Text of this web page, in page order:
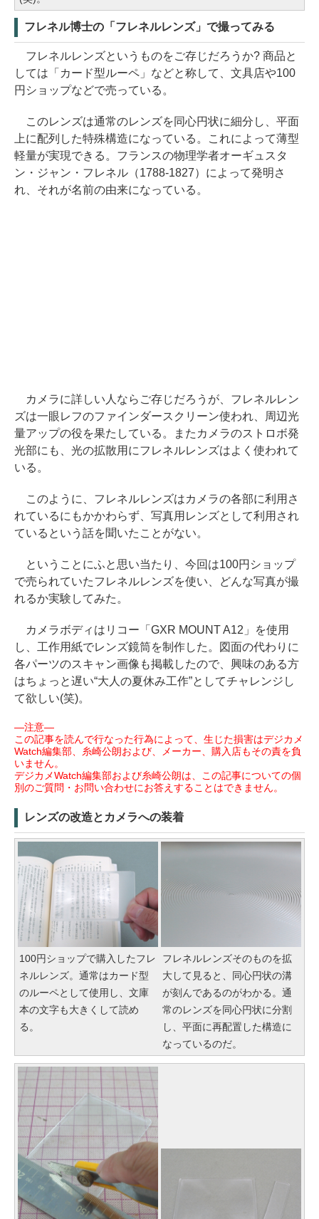
フレネル博士の「フレネルレンズ」で撮ってみる
フレネルレンズというものをご存じだろうか? 商品と
しては「カード型ルーペ」などと称して、文具店や100
円ショップなどで売っている。
このレンズは通常のレンズを同心円状に細分し、平面
上に配列した特殊構造になっている。これによって薄型
軽量が実現できる。フランスの物理学者オーギュスタ
ン・ジャン・フレネル（1788-1827）によって発明さ
れ、それが名前の由来になっている。
カメラに詳しい人ならご存じだろうが、フレネルレン
ズは一眼レフのファインダースクリーン使われ、周辺光
量アップの役を果たしている。またカメラのストロボ発
光部にも、光の拡散用にフレネルレンズはよく使われて
いる。
このように、フレネルレンズはカメラの各部に利用さ
れているにもかかわらず、写真用レンズとして利用され
ているという話を聞いたことがない。
ということにふと思い当たり、今回は100円ショップ
で売られていたフレネルレンズを使い、どんな写真が撮
れるか実験してみた。
カメラボディはリコー「GXR MOUNT A12」を使用
し、工作用紙でレンズ鏡筒を制作した。図面の代わりに
各パーツのスキャン画像も掲載したので、興味のある方
はちょっと遅い“大人の夏休み工作”としてチャレンジし
て欲しい(笑)。
―注意―
この記事を読んで行なった行為によって、生じた損害はデジカメ
Watch編集部、糸崎公朗および、メーカー、購入店もその責を負
いません。
デジカメWatch編集部および糸崎公朗は、この記事についての個
別のご質問・お問い合わせにお答えすることはできません。
レンズの改造とカメラへの装着
100円ショップで購入したフレ
ネルレンズ。通常はカード型
のルーペとして使用し、文庫
本の文字も大きくして読め
る。
フレネルレンズそのものを拡
大して見ると、同心円状の溝
が刻んであるのがわかる。通
常のレンズを同心円状に分割
し、平面に再配置した構造に
なっているのだ。